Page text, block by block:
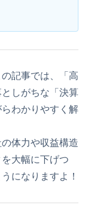
記事では、「高
しがちな「決算
わかりやすく解
体力や収益構造
大幅に下げつ
になりますよ！